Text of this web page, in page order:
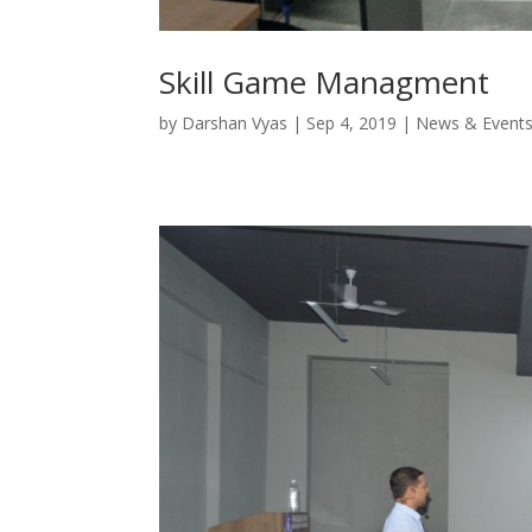
Skill Game Managment
by Darshan Vyas | Sep 4, 2019 | News &